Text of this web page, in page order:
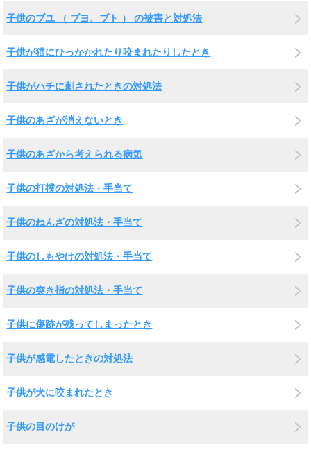
子供のブユ （ ブヨ、ブト ） の被害と対処法
子供が猫にひっかかれたり咬まれたりしたとき
子供がハチに刺されたときの対処法
子供のあざが消えないとき
子供のあざから考えられる病気
子供の打撲の対処法・手当て
子供のねんざの対処法・手当て
子供のしもやけの対処法・手当て
子供の突き指の対処法・手当て
子供に傷跡が残ってしまったとき
子供が感電したときの対処法
子供が犬に咬まれたとき
子供の目のけが